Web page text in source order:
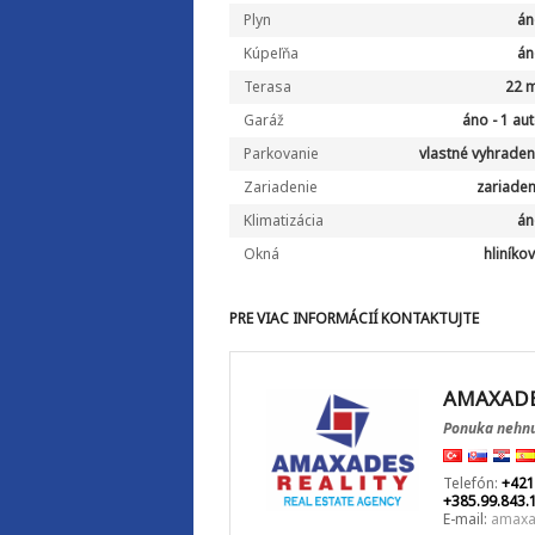
Plyn
Kúpeľňa
Terasa
22
Garáž
áno - 1
Parkovanie
vlastné
Zariadenie
Klimatizácia
Okná
PRE VIAC INFORMÁCIÍ KONTAKTUJTE
Ponuka
Telefón:
E-mail: